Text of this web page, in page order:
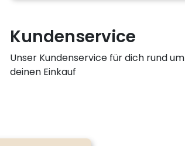
Kundenservice
Unser Kundenservice für dich rund um
deinen Einkauf